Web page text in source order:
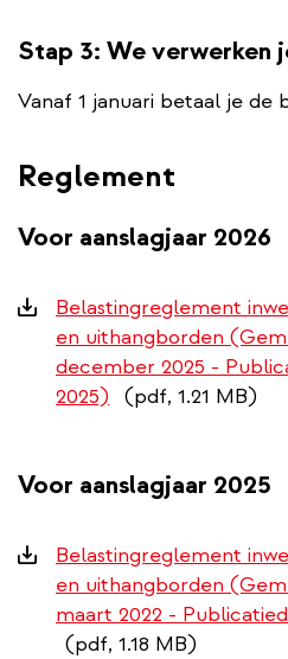
Stap 3: We verwerken
Vanaf 1 januari betaal je de
Reglement
Voor aanslagjaar 2026
Downloads
Belastingreglement
en uithangborden
december 2025 -
2025)
(pdf, 1.21 MB)
Voor aanslagjaar 2025
Downloads
Belastingreglement
en uithangborden
maart 2022 -
(pdf, 1.18 MB)